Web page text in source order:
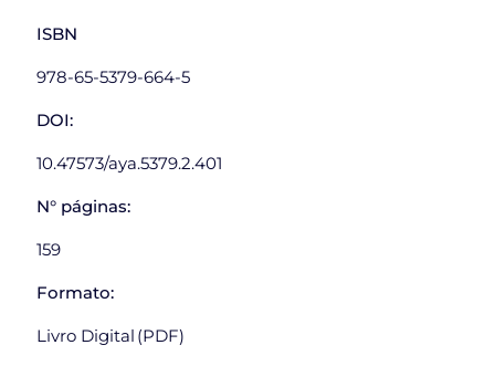
ISBN
978-65-5379-664-5
DOI:
10.47573/aya.5379.2.401
N° páginas:
159
Formato:
Livro Digital (PDF)